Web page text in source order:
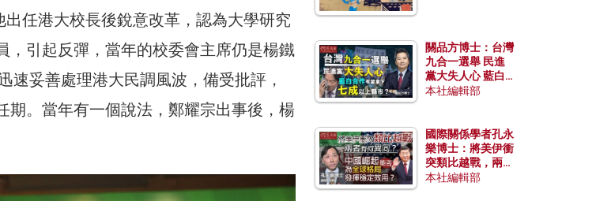
任港大校長後銳意改革，認為大學研究
，引起反彈，當年的校委會主席仍是楊鐵
速妥善處理港大民調風波，備受批評，
期。當年有一個說法，鄭耀宗出事後，楊
關品方博士：台灣
九合一選舉 民進
黨大失人心 藍白
合作有望拿下七成
本社編輯部
國際關係學者孔永
樂博士：將美伊衝
突類比越戰，兩者
有何異同？中國崛
本社編輯部